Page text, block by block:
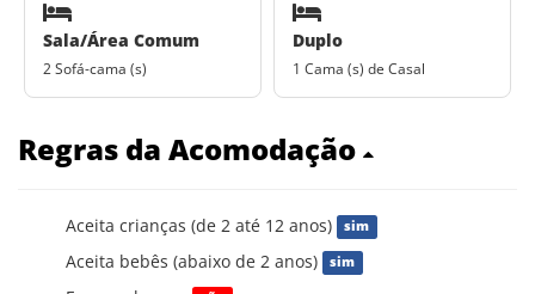
Sala/Área Comum
2 Sofá-cama (s)
Duplo
1 Cama (s) de Casal
Regras da Acomodação
Aceita crianças (de 2 até 12 anos) sim
Aceita bebês (abaixo de 2 anos) sim